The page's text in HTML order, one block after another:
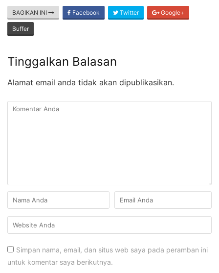
BAGIKAN INI Facebook Twitter Google+
Buffer
Tinggalkan Balasan
Alamat email anda tidak akan dipublikasikan.
Simpan nama, email, dan situs web saya pada peramban ini
untuk komentar saya berikutnya.